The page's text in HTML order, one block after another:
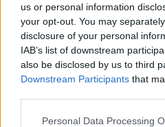
us or personal information
your opt-out. You may
disclosure of your personal
IAB’s list of downstream
also be disclosed by us to third
Downstream Participants that
Please note that this website/
Personal Data Processing
Eκατοντάδες χιλιάδες ευρώ
Rolls-Royce που ήρθαν στη
ανάμεσά τους 1 Dawn και 2
οι 4 Bentley (2 Bentayga